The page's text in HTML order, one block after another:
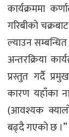
कार्यक्रममा
गरिबीको
ल्याउन
अन्तरक्रिया
प्रस्तुत गर्दै
कारण यहाँका
(आवश्यक
बढ्दै गएको छ ।”